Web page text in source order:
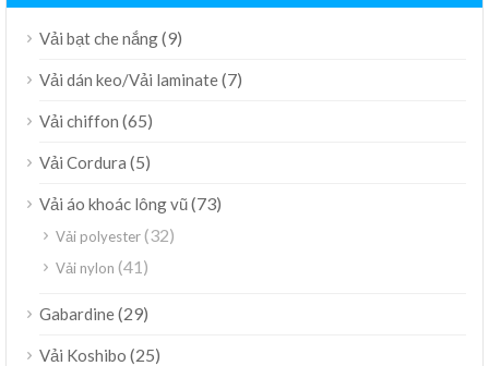
Vải bạt che nắng(9)
Vải dán keo/Vải laminate(7)
Vải chiffon (65)
Vải Cordura (5)
Vải áo khoác lông vũ(73)
Vải polyester(32)
Vải nylon (41)
Gabardine(29)
Vải Koshibo (25)